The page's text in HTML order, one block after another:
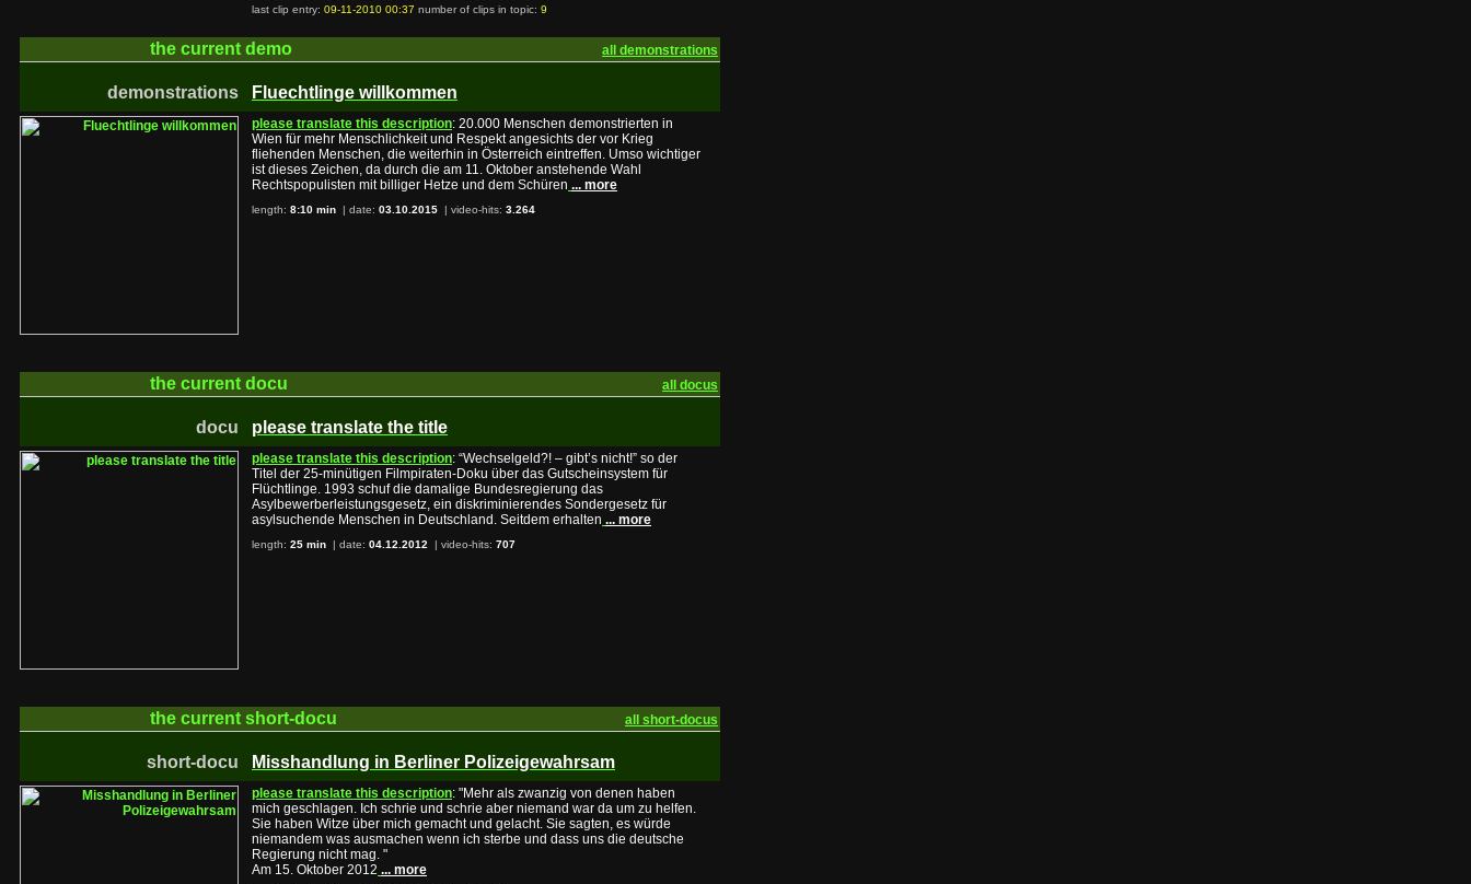
last clip entry: 09-11-2010 00:37 number of clips in topic: 9
the current demo all demonstrations
demonstrations Fluechtlinge willkommen
please translate this description: 20.000 Menschen demonstrierten in
Wien für mehr Menschlichkeit und Respekt angesichts der vor Krieg
fliehenden Menschen, die weiterhin in Österreich eintreffen. Umso wichtiger
ist dieses Zeichen, da durch die am 11. Oktober anstehende Wahl
Rechtspopulisten mit billiger Hetze und dem Schüren ... more
length: 8:10 min | date: 03.10.2015 | video-hits: 3.264
the current docu all docus
docu please translate the title
please translate this description: “Wechselgeld?! – gibt’s nicht!” so der
Titel der 25-minütigen Filmpiraten-Doku über das Gutscheinsystem für
Flüchtlinge. 1993 schuf die damalige Bundesregierung das
Asylbewerberleistungsgesetz, ein diskriminierendes Sondergesetz für
asylsuchende Menschen in Deutschland. Seitdem erhalten ... more
length: 25 min | date: 04.12.2012 | video-hits: 707
the current short-docu all short-docus
short-docu Misshandlung in Berliner Polizeigewahrsam
please translate this description: "Mehr als zwanzig von denen haben
mich geschlagen. Ich schrie und schrie aber niemand war da um zu helfen.
Sie haben Witze über mich gemacht und gelacht. Sie sagten, es würde
niemandem was ausmachen wenn ich sterbe und dass uns die deutsche
Regierung nicht mag. "
Am 15. Oktober 2012 ... more